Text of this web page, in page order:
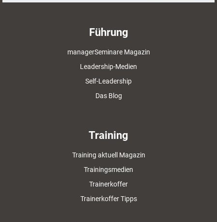
Führung
managerSeminare Magazin
Leadership-Medien
Self-Leadership
Das Blog
Training
Training aktuell Magazin
Trainingsmedien
Trainerkoffer
Trainerkoffer Tipps